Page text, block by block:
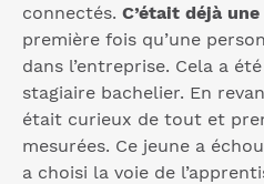
connectés. C’était déjà
première fois qu’une
dans l’entreprise. Cela a
stagiaire bachelier. En
était curieux de tout et
mesurées. Ce jeune a
a choisi la voie de